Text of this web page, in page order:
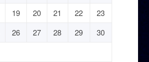
19 20 21 22
23
26 27 28 29
30